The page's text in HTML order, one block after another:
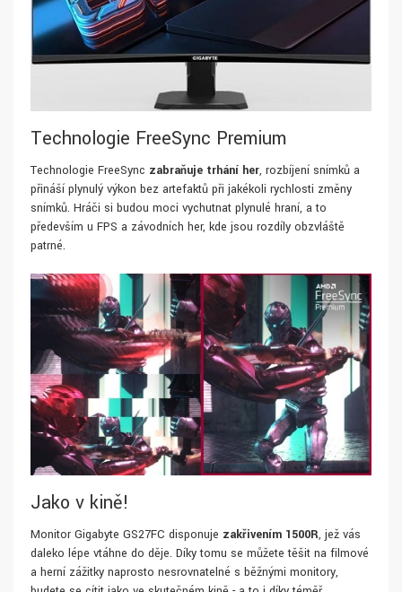
Technologie FreeSync Premium
Technologie FreeSync zabraňuje trhání her, rozbíjení snímků a
přináší plynulý výkon bez artefaktů při jakékoli rychlosti změny
snímků. Hráči si budou moci vychutnat plynulé hraní, a to
především u FPS a závodních her, kde jsou rozdíly obzvláště
patrné.
Jako v kině!
Monitor Gigabyte GS27FC disponuje zakřivením 1500R, jež vás
daleko lépe vtáhne do děje. Díky tomu se můžete těšit na filmové
a herní zážitky naprosto nesrovnatelné s běžnými monitory,